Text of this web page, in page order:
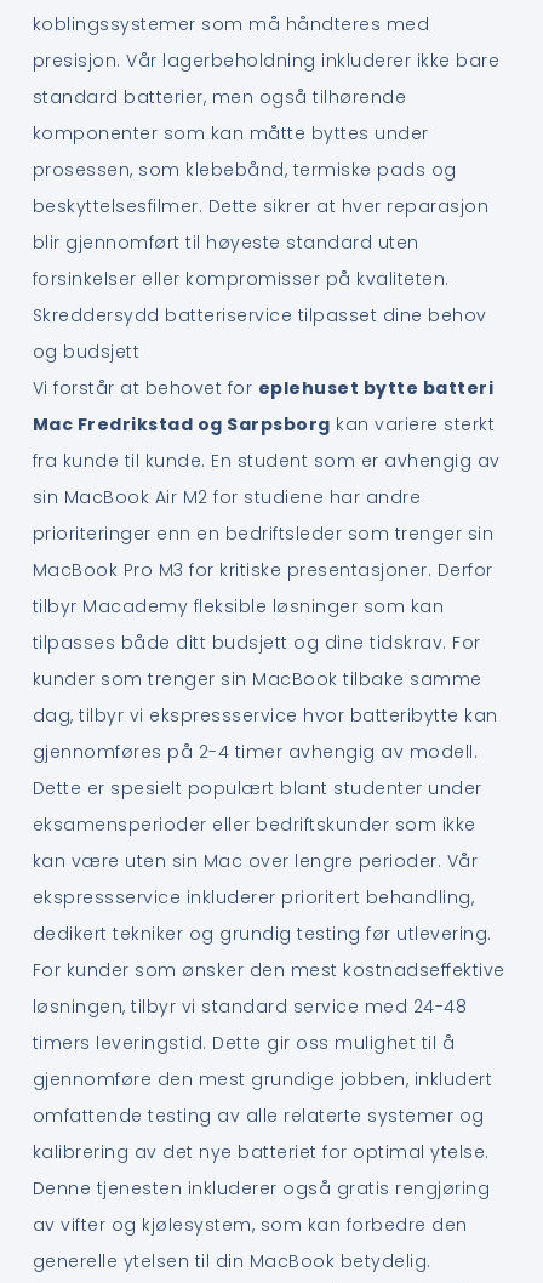
koblingssystemer som må håndteres med
presisjon. Vår lagerbeholdning inkluderer ikke bare
standard batterier, men også tilhørende
komponenter som kan måtte byttes under
prosessen, som klebebånd, termiske pads og
beskyttelsesfilmer. Dette sikrer at hver reparasjon
blir gjennomført til høyeste standard uten
forsinkelser eller kompromisser på kvaliteten.
Skreddersydd batteriservice tilpasset dine behov
og budsjett
Vi forstår at behovet for eplehuset bytte batteri
Mac Fredrikstad og Sarpsborg kan variere sterkt
fra kunde til kunde. En student som er avhengig av
sin MacBook Air M2 for studiene har andre
prioriteringer enn en bedriftsleder som trenger sin
MacBook Pro M3 for kritiske presentasjoner. Derfor
tilbyr Macademy fleksible løsninger som kan
tilpasses både ditt budsjett og dine tidskrav. For
kunder som trenger sin MacBook tilbake samme
dag, tilbyr vi ekspressservice hvor batteribytte kan
gjennomføres på 2-4 timer avhengig av modell.
Dette er spesielt populært blant studenter under
eksamensperioder eller bedriftskunder som ikke
kan være uten sin Mac over lengre perioder. Vår
ekspressservice inkluderer prioritert behandling,
dedikert tekniker og grundig testing før utlevering.
For kunder som ønsker den mest kostnadseffektive
løsningen, tilbyr vi standard service med 24-48
timers leveringstid. Dette gir oss mulighet til å
gjennomføre den mest grundige jobben, inkludert
omfattende testing av alle relaterte systemer og
kalibrering av det nye batteriet for optimal ytelse.
Denne tjenesten inkluderer også gratis rengjøring
av vifter og kjølesystem, som kan forbedre den
generelle ytelsen til din MacBook betydelig.